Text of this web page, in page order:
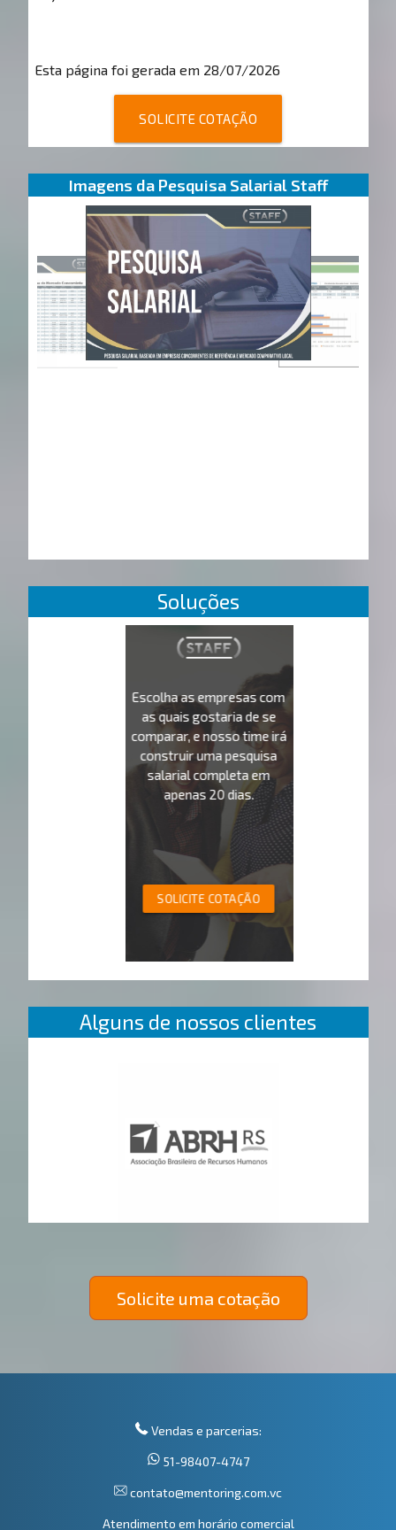
Esta página foi gerada em 28/07/2026
SOLICITE COTAÇÃO
Imagens da Pesquisa Salarial Staff
Soluções
Escolha as empresas com
as quais gostaria de se
comparar, e nosso time irá
construir uma pesquisa
salarial completa em
apenas 20 dias.
SOLICITE COTAÇÃO
Alguns de nossos clientes
Solicite uma cotação
Vendas e parcerias:
51-98407-4747
contato@mentoring.com.vc
Atendimento em horário comercial